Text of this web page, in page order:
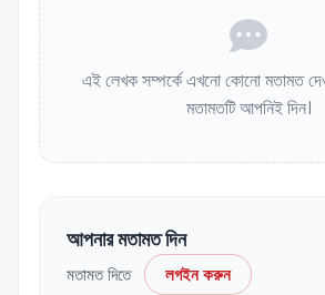
এই লেখক সম্পর্কে এখনো কোনো মতামত
মতামতটি আপনিই দিন।
আপনার মতামত দিন
মতামত দিতে লগইন করুন